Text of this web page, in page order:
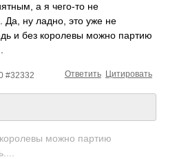
а я чего-то не
ну ладно, это уже не
и без королевы можно партию
#32332 Цитировать
Ответить
можно партию